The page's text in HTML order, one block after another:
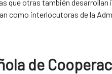
que otras también
como interlocutoras de la
de